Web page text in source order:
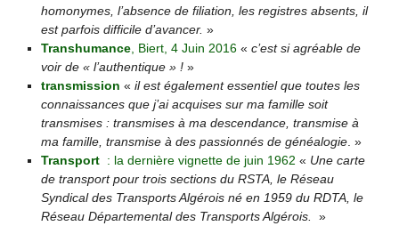
homonymes, l’absence de filiation, les registres absents, il
est parfois difficile d’avancer. »
Transhumance, Biert, 4 Juin 2016« c’est si agréable de
voir de « l’authentique » !»
transmission « il est également essentiel que toutes les
connaissances que j’ai acquises sur ma famille soit
transmises : transmises à ma descendance, transmise à
ma famille, transmise à des passionnés de généalogie. »
Transport : la dernière vignette de juin 1962 « Une carte
de transport pour trois sections du RSTA, le Réseau
Syndical des Transports Algérois né en 1959 du RDTA, le
Réseau Départemental des Transports Algérois.
»